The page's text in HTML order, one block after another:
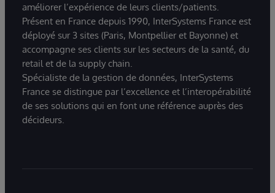
améliorer l’expérience de leurs clients/patients.
Présent en France depuis 1990, InterSystems France est
déployé sur 3 sites (Paris, Montpellier et Bayonne) et
accompagne ses clients sur les secteurs de la santé, du
retail et de la supply chain.
Spécialiste de la gestion de données, InterSystems
France se distingue par l’excellence et l’interopérabilité
de ses solutions qui en font une référence auprès des
décideurs.